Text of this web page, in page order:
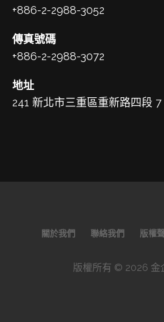
+886-2-2988-3052
傳真號碼
+886-2-2988-3072
地址
241 新北市三重區重新路四段
關於我們 聯絡我們 版權
版權所有 © 2026 金